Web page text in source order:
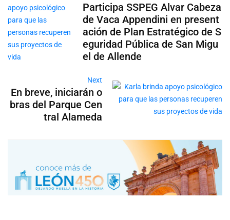
Participa SSPEG Alvar Cabeza
de Vaca Appendini en present
ación de Plan Estratégico de S
eguridad Pública de San Migu
el de Allende
Next
En breve, iniciarán o
bras del Parque Cen
tral Alameda